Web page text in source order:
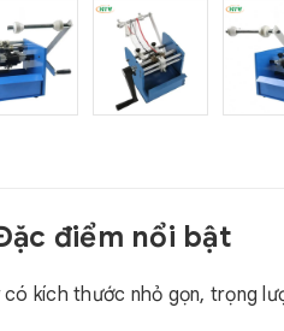
điểm nổi bật
có kích thước nhỏ gọn, trọng